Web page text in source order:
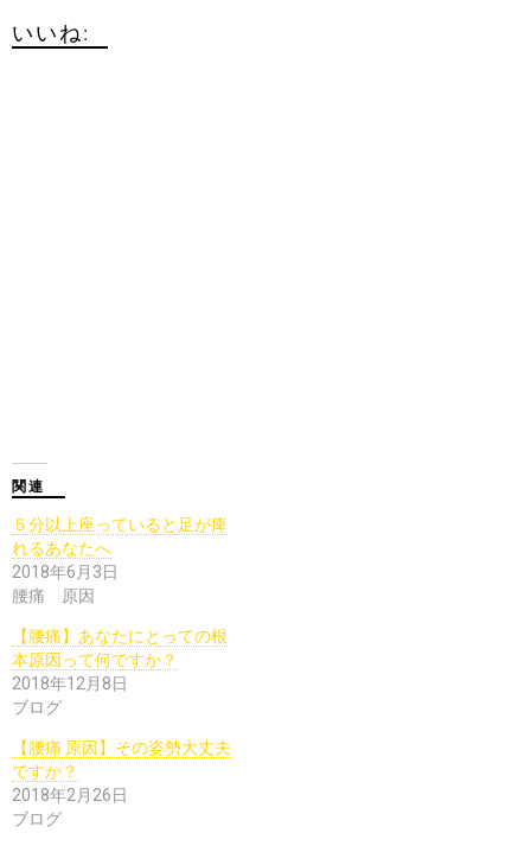
いいね:
関連
５分以上座っていると足が痺
れるあなたへ
2018年6月3日
腰痛 原因
【腰痛】あなたにとっての根
本原因って何ですか？
2018年12月8日
ブログ
【腰痛 原因】その姿勢大丈夫
ですか？
2018年2月26日
ブログ